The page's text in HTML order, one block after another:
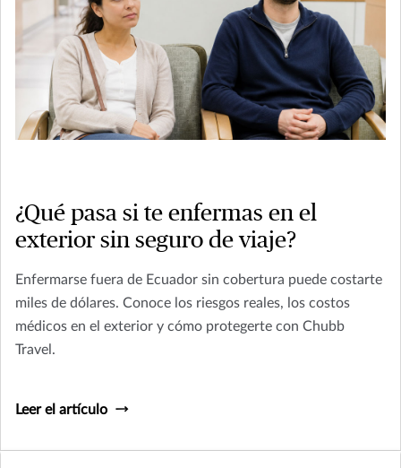
¿Qué pasa si te enfermas en el
exterior sin seguro de viaje?
Enfermarse fuera de Ecuador sin cobertura puede costarte
miles de dólares. Conoce los riesgos reales, los costos
médicos en el exterior y cómo protegerte con Chubb
Travel.
Leer el artículo